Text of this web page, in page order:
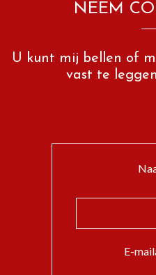
NEEM
U kunt mij bellen of
vast te
E-